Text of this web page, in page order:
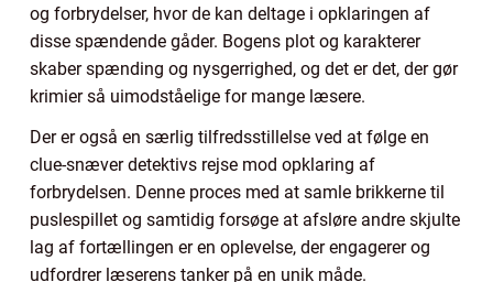
og forbrydelser, hvor de kan deltage i opklaringen af
disse spændende gåder. Bogens plot og karakterer
skaber spænding og nysgerrighed, og det er det, der gør
krimier så uimodståelige for mange læsere.
Der er også en særlig tilfredsstillelse ved at følge en
clue-snæver detektivs rejse mod opklaring af
forbrydelsen. Denne proces med at samle brikkerne til
puslespillet og samtidig forsøge at afsløre andre skjulte
lag af fortællingen er en oplevelse, der engagerer og
udfordrer læserens tanker på en unik måde.